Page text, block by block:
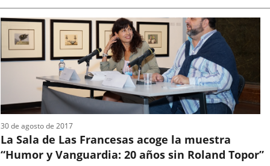
de
la
noticia
La Sala de Las Francesas acoge la muestra
“Humor y Vanguardia: 20 años sin Roland Topor”
30 de agosto de 2017